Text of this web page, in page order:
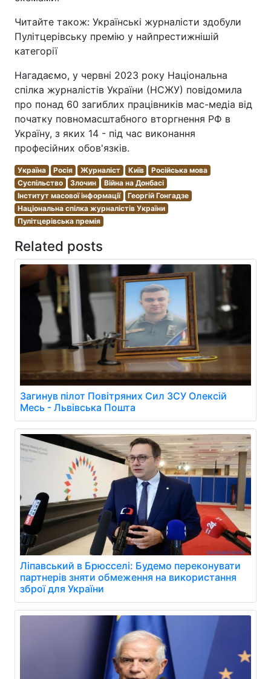
Читайте також: Українські журналісти здобули
Пулітцерівську премію у найпрестижнішій
категорії
Нагадаємо, у червні 2023 року Національна
спілка журналістів України (НСЖУ) повідомила
про понад 60 загиблих працівників мас-медіа від
початку повномасштабного вторгнення РФ в
Україну, з яких 14 - під час виконання
професійних обов'язків.
Україна Росія Журналіст Київ
Російська мова
Суспільство
Злочин
Війна на Донбасі
Інститут масової інформації
Георгій Гонгадзе
Національна спілка журналістів України
Пулітцерівська премія
Related posts
Загинув пілот Повітряних Сил ЗСУ Олексій
Месь - Львівська Пошта
Ліпавський в Брюсселі: Будемо переконувати
партнерів зняти обмеження на використання
зброї для України